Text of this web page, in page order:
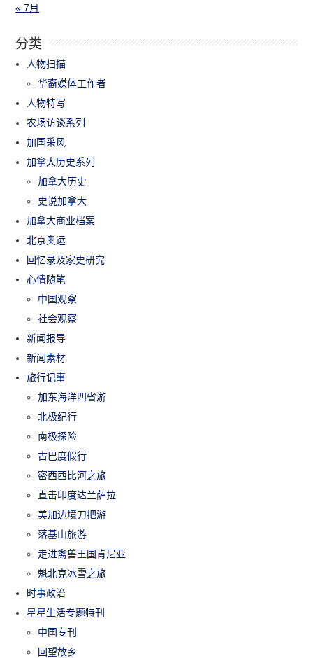
« 7月
分类
人物扫描
华裔媒体工作者
人物特写
农场访谈系列
加国采风
加拿大历史系列
加拿大历史
史说加拿大
加拿大商业档案
北京奥运
回忆录及家史研究
心情随笔
中国观察
社会观察
新闻报导
新闻素材
旅行记事
加东海洋四省游
北极纪行
南极探险
古巴度假行
密西西比河之旅
直击印度达兰萨拉
美加边境刀把游
落基山旅游
走进禽兽王国肯尼亚
魁北克冰雪之旅
时事政治
星星生活专题特刊
中国专刊
回望故乡